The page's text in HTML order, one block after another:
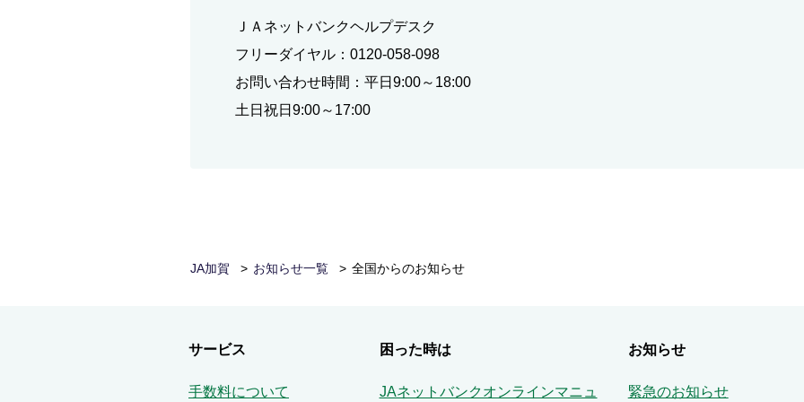
ＪＡネットバンクヘルプデスク
フリーダイヤル：0120-058-098
お問い合わせ時間：平日9:00～18:00
土日祝日9:00～17:00
JA加賀 お知らせ一覧 全国からのお知らせ
サービス
手数料について
困った時は
JAネットバンクオンラインマニュ
お知らせ
緊急のお知らせ